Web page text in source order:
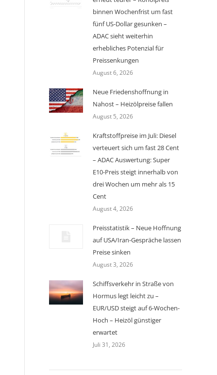
binnen Wochenfrist um fast
fünf US-Dollar gesunken –
ADAC sieht weiterhin
erhebliches Potenzial für
Preissenkungen
August 6, 2026
Neue Friedenshoffnung in
Nahost – Heizölpreise fallen
August 5, 2026
Kraftstoffpreise im Juli: Diesel
verteuert sich um fast 28 Cent
– ADAC Auswertung: Super
E10-Preis steigt innerhalb von
drei Wochen um mehr als 15
Cent
August 4, 2026
Preisstatistik – Neue Hoffnung
auf USA/Iran-Gespräche lassen
Preise sinken
August 3, 2026
Schiffsverkehr in Straße von
Hormus legt leicht zu –
EUR/USD steigt auf 6-Wochen-
Hoch – Heizöl günstiger
erwartet
Juli 31, 2026